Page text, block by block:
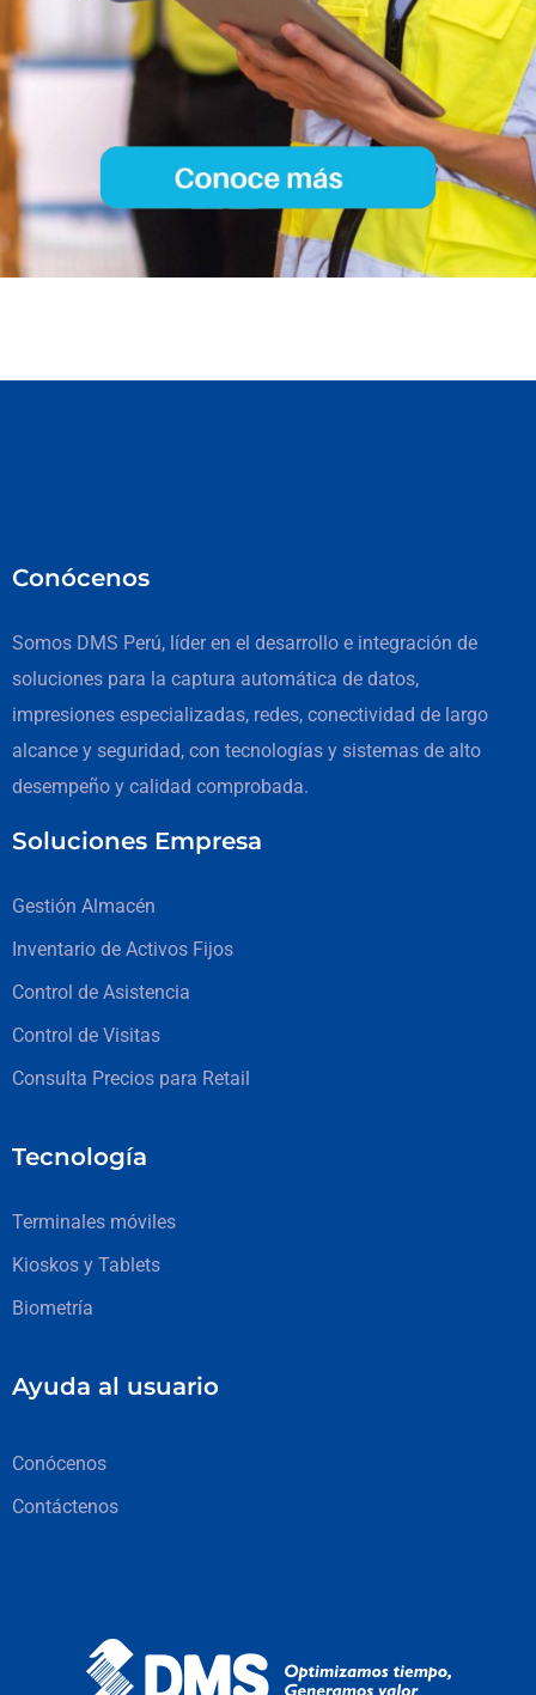
Conócenos
Somos DMS Perú, líder en el desarrollo e integración de
soluciones para la captura automática de datos,
impresiones especializadas, redes, conectividad de largo
alcance y seguridad, con tecnologías y sistemas de alto
desempeño y calidad comprobada.
Soluciones Empresa
Gestión Almacén
Inventario de Activos Fijos
Control de Asistencia
Control de Visitas
Consulta Precios para Retail
Tecnología
Terminales móviles
Kioskos y Tablets
Biometría
Ayuda al usuario
Conócenos
Contáctenos